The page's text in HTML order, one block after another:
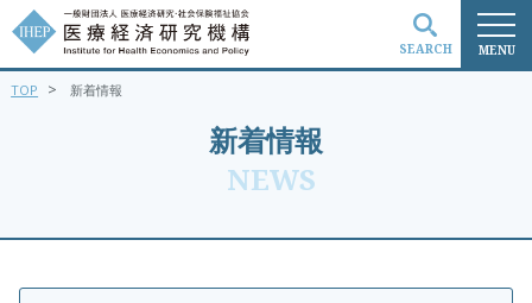
MENU
SEARCH
新着情報
NEWS
TOP > 新着情報